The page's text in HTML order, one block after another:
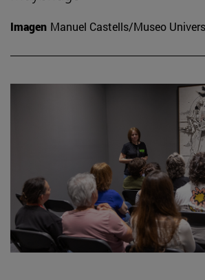
Imagen Manuel Castells/Museo